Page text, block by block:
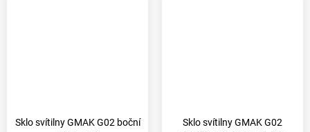
Sklo svítilny GMAK G02 boční
Sklo svítilny GMAK G02